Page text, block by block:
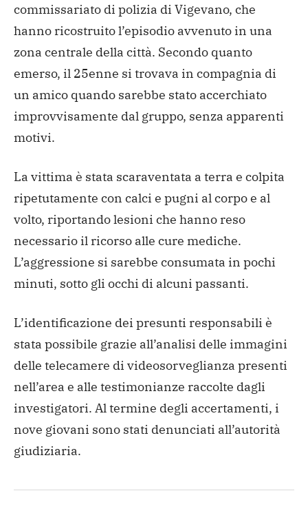
commissariato di polizia di Vigevano, che
hanno ricostruito l’episodio avvenuto in una
zona centrale della città. Secondo quanto
emerso, il 25enne si trovava in compagnia di
un amico quando sarebbe stato accerchiato
improvvisamente dal gruppo, senza apparenti
motivi.
La vittima è stata scaraventata a terra e colpita
ripetutamente con calci e pugni al corpo e al
volto, riportando lesioni che hanno reso
necessario il ricorso alle cure mediche.
L’aggressione si sarebbe consumata in pochi
minuti, sotto gli occhi di alcuni passanti.
L’identificazione dei presunti responsabili è
stata possibile grazie all’analisi delle immagini
delle telecamere di videosorveglianza presenti
nell’area e alle testimonianze raccolte dagli
investigatori. Al termine degli accertamenti, i
nove giovani sono stati denunciati all’autorità
giudiziaria.